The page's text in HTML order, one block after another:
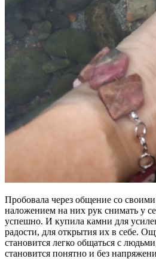
Пробовала через общение со
наложением на них рук снимать у
успешно. И купила камни для
радости, для открытия их в себе.
становится легко общаться с
становится понятно и без